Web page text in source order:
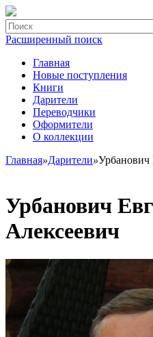
Расширенный поиск
Главная
Новые поступления
Книги
Дарители
Переводчики
Оформители
О коллекции
Главная»Дарители»Урбанович
Урбанович
Алексеевич